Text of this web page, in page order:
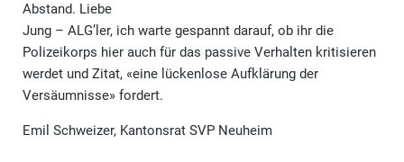
Abstand. Liebe
Jung – ALG’ler, ich warte gespannt darauf, ob ihr die
Polizeikorps hier auch für das passive Verhalten kritisieren
werdet und Zitat, «eine lückenlose Aufklärung der
Versäumnisse» fordert.
Emil Schweizer, Kantonsrat SVP Neuheim